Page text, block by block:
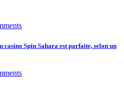
casino Spin Sahara est parfaite, selon un